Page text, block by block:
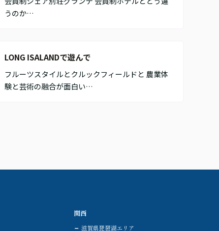
うのか…
LONG ISALANDで遊んで
フルーツスタイルとクルックフィールドと 農業体
験と芸術の融合が面白い…
関西
滋賀県琵琶湖エリア